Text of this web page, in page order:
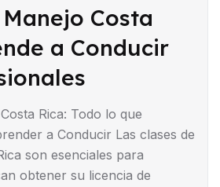
Costa
a Conducir
Rica: Todo lo que
a Conducir Las clases de
son esenciales para
obtener su licencia de